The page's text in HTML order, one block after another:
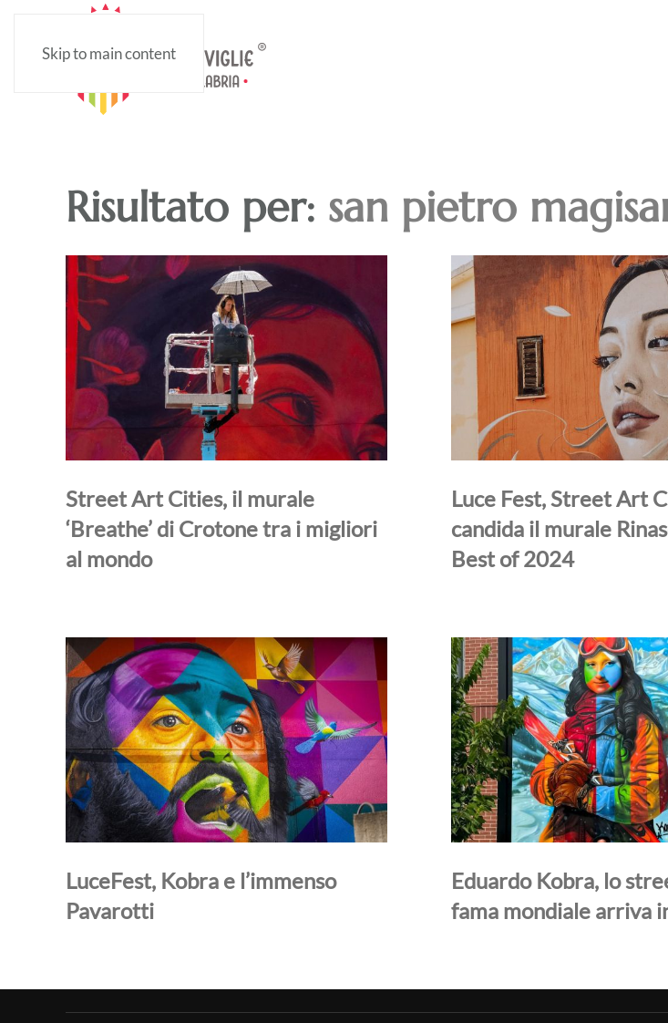
Skip to main content
Risultato per: san pietro
Street Art Cities, il murale
‘Breathe’ di Crotone tra i migliori
al mondo
Luce Fest, Street Art
candida il murale
Best of 2024
LuceFest, Kobra e l’immenso
Pavarotti
Eduardo Kobra, lo
fama mondiale arriva